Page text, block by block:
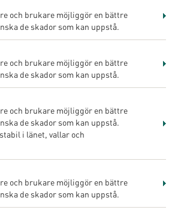
och brukare möjliggör en bättre
de skador som kan uppstå.
och brukare möjliggör en bättre
de skador som kan uppstå.
och brukare möjliggör en bättre
de skador som kan uppstå.
i länet, vallar och
och brukare möjliggör en bättre
de skador som kan uppstå.